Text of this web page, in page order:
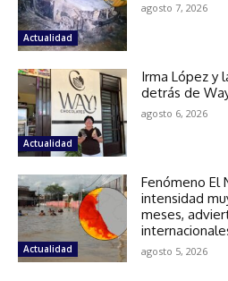
Actualidad
agosto 7, 2026
Actualidad
Irma López y
detrás de
agosto 6, 2026
Actualidad
Fenómeno El
intensidad
meses,
agosto 5, 2026